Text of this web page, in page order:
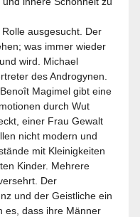
ausgesucht. Der
was immer wieder
wird. Michael
des Androgynen.
Magimel gibt eine
durch Wut
einer Frau Gewalt
nicht modern und
mit Kleinigkeiten
Kinder. Mehrere
Der
und der Geistliche ein
es, dass ihre Männer